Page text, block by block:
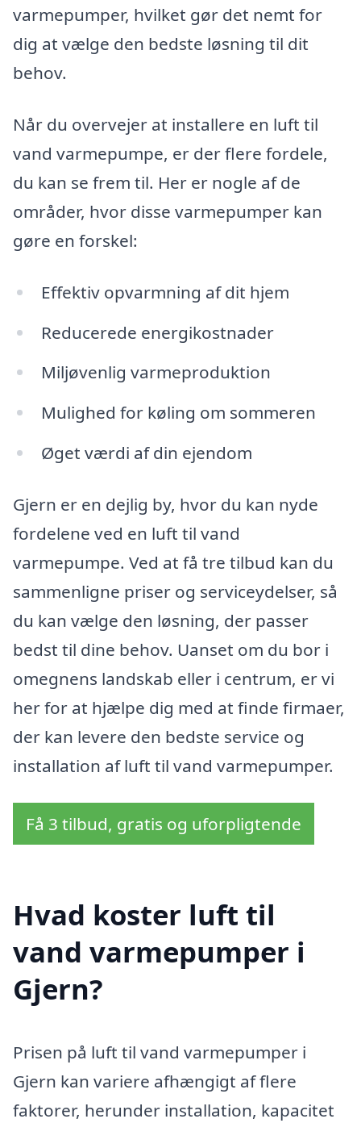
varmepumper, hvilket gør det nemt for
dig at vælge den bedste løsning til dit
behov.
Når du overvejer at installere en luft til
vand varmepumpe, er der flere fordele,
du kan se frem til. Her er nogle af de
områder, hvor disse varmepumper kan
gøre en forskel:
Effektiv opvarmning af dit hjem
Reducerede energikostnader
Miljøvenlig varmeproduktion
Mulighed for køling om sommeren
Øget værdi af din ejendom
Gjern er en dejlig by, hvor du kan nyde
fordelene ved en luft til vand
varmepumpe. Ved at få tre tilbud kan du
sammenligne priser og serviceydelser, så
du kan vælge den løsning, der passer
bedst til dine behov. Uanset om du bor i
omegnens landskab eller i centrum, er vi
her for at hjælpe dig med at finde firmaer,
der kan levere den bedste service og
installation af luft til vand varmepumper.
Få 3 tilbud, gratis og uforpligtende
Hvad koster luft til
vand varmepumper i
Gjern?
Prisen på luft til vand varmepumper i
Gjern kan variere afhængigt af flere
faktorer, herunder installation, kapacitet